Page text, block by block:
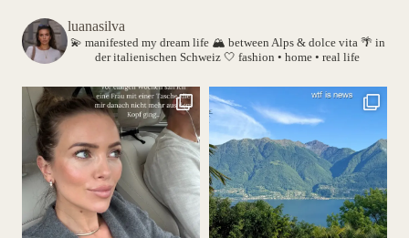
luanasilva
💫 manifested my dream life 🏔️ between Alps & dolce vita 🌴 in
der italienischen Schweiz 🤍 fashion • home • real life